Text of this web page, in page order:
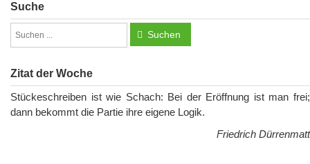
Suche
Suchen
Zitat der Woche
Stückeschreiben ist wie Schach: Bei der Eröffnung ist man frei;
dann bekommt die Partie ihre eigene Logik.
Friedrich Dürrenmatt